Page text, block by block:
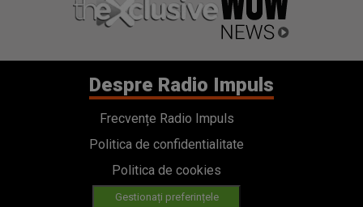
Despre Radio Impuls
Frecvențe Radio Impuls
Politica de confidentialitate
Politica de cookies
Gestionați preferințele